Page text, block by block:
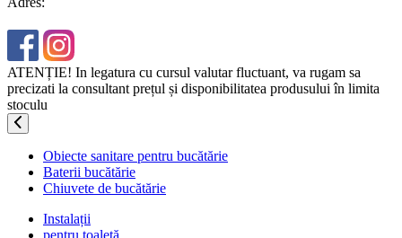
ATENȚIE! In legatura cu cursul valutar fluctuant, va rugam sa
precizati la consultant prețul și disponibilitatea produsului în limita
stoculu
Obiecte sanitare pentru bucătărie
Baterii bucătărie
Chiuvete de bucătărie
Instalații
pentru toaletă